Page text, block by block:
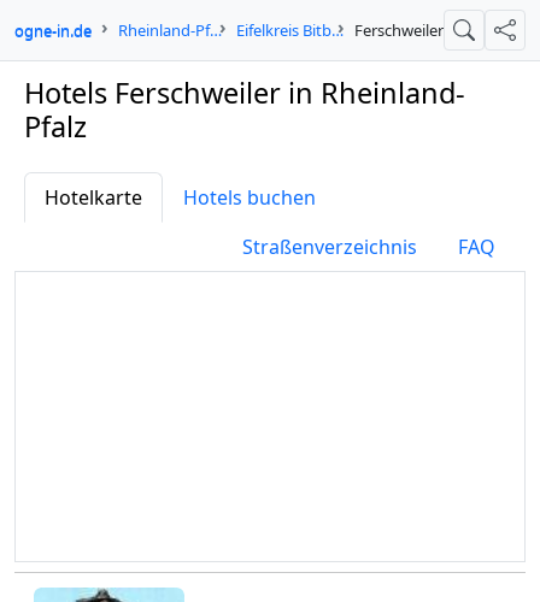
in.de Rheinland-Pfalz Eifelkreis Bitburg-Prüm Ferschweiler Suche
Hotels Ferschweiler in Rheinland-
Pfalz
Hotelkarte
Hotels buchen
Straßenverzeichnis
FAQ